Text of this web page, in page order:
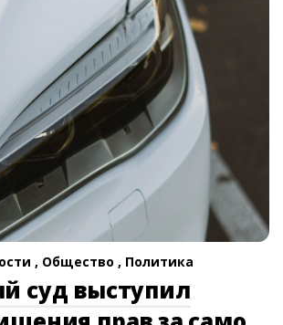
, Общество , Политика
суд выступил